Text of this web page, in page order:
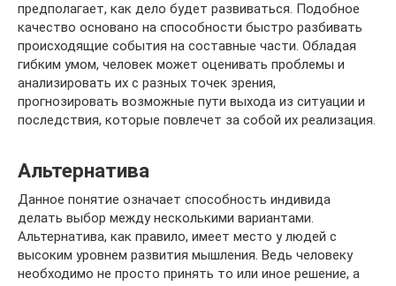
предполагает, как дело будет развиваться. Подобное
качество основано на способности быстро разбивать
происходящие события на составные части. Обладая
гибким умом, человек может оценивать проблемы и
анализировать их с разных точек зрения,
прогнозировать возможные пути выхода из ситуации и
последствия, которые повлечет за собой их реализация.
Альтернатива
Данное понятие означает способность индивида
делать выбор между несколькими вариантами.
Альтернатива, как правило, имеет место у людей с
высоким уровнем развития мышления. Ведь человеку
необходимо не просто принять то или иное решение, а